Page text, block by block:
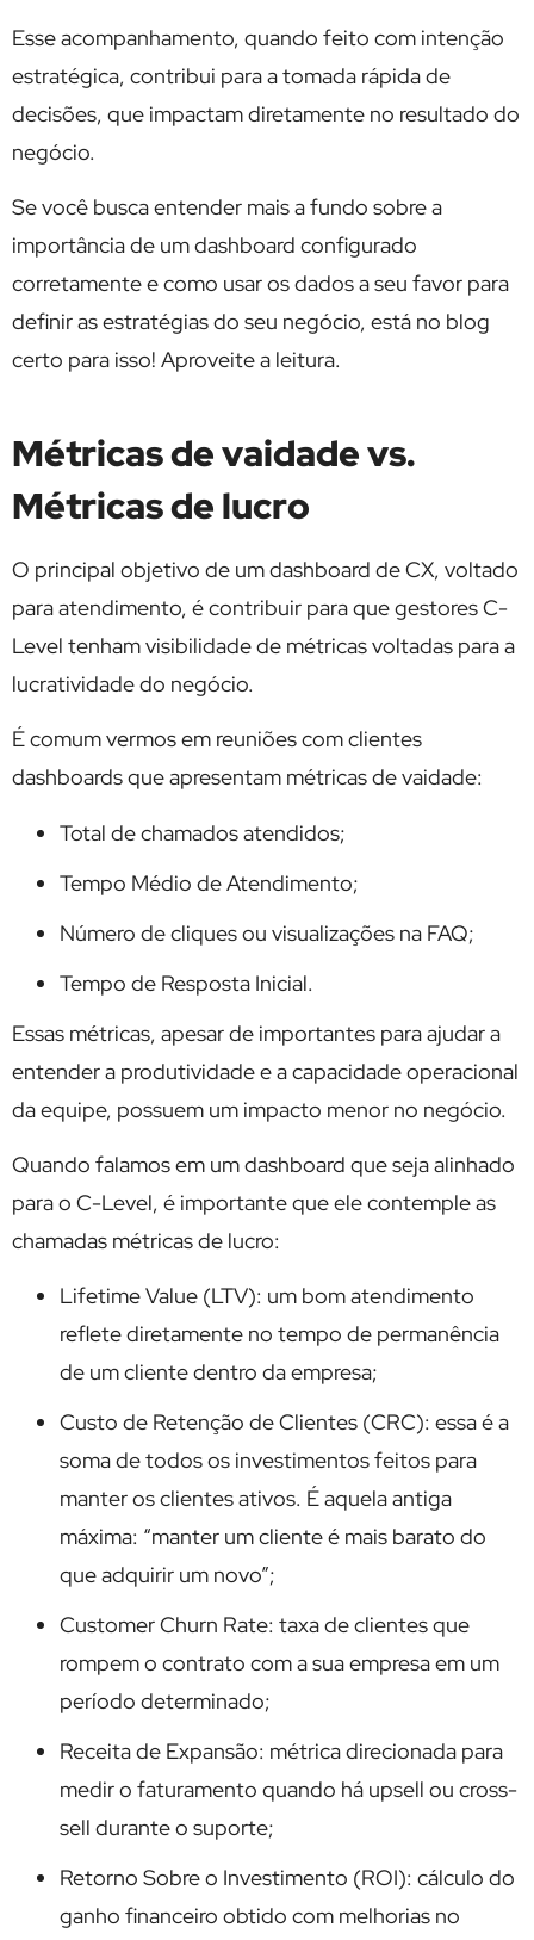
Esse acompanhamento, quando feito com intenção
estratégica, contribui para a tomada rápida de
decisões, que impactam diretamente no resultado do
negócio.
Se você busca entender mais a fundo sobre a
importância de um dashboard configurado
corretamente e como usar os dados a seu favor para
definir as estratégias do seu negócio, está no blog
certo para isso! Aproveite a leitura.
Métricas de vaidade vs.
Métricas de lucro
O principal objetivo de um dashboard de CX, voltado
para atendimento, é contribuir para que gestores C-
Level tenham visibilidade de métricas voltadas para a
lucratividade do negócio.
É comum vermos em reuniões com clientes
dashboards que apresentam métricas de vaidade:
Total de chamados atendidos;
Tempo Médio de Atendimento;
Número de cliques ou visualizações na FAQ;
Tempo de Resposta Inicial.
Essas métricas, apesar de importantes para ajudar a
entender a produtividade e a capacidade operacional
da equipe, possuem um impacto menor no negócio.
Quando falamos em um dashboard que seja alinhado
para o C-Level, é importante que ele contemple as
chamadas métricas de lucro:
Lifetime Value (LTV): um bom atendimento
reflete diretamente no tempo de permanência
de um cliente dentro da empresa;
Custo de Retenção de Clientes (CRC): essa é a
soma de todos os investimentos feitos para
manter os clientes ativos. É aquela antiga
máxima: “manter um cliente é mais barato do
que adquirir um novo”;
Customer Churn Rate: taxa de clientes que
rompem o contrato com a sua empresa em um
período determinado;
Receita de Expansão: métrica direcionada para
medir o faturamento quando há upsell ou cross-
sell durante o suporte;
Retorno Sobre o Investimento (ROI): cálculo do
ganho financeiro obtido com melhorias no